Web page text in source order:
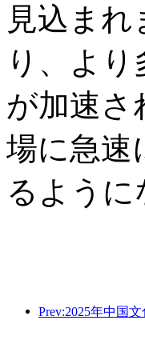
見込ま
り、より
が加速さ
場に急速
るように